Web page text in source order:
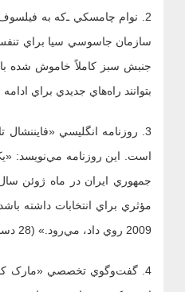
2. نوام چامسکي ‌ـ‌که به
سازمان جاسوسي سيا براي تنفس
جنبش سبز کاملاً خاموش شده
بتوانند راه‌هاي جديدي براي
3. روزنامه‌ انگليسي
است. اين روزنامه مي‌نويسد:
جمهوري ايران در ماه ژوئن
مؤثري براي انتخابات داشته
2009 روي داد، مي‌رود.» (28 دسامبر هشتم دي1391)